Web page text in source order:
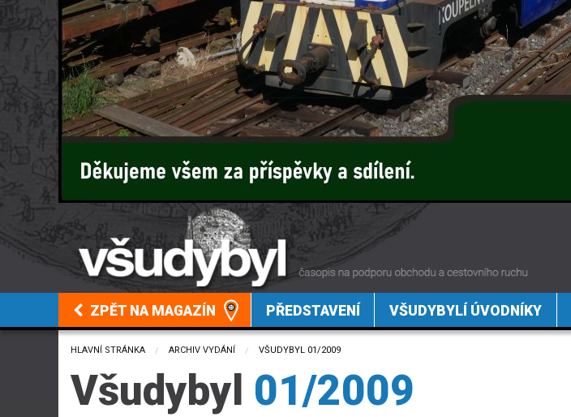
ZPĚT NA MAGAZÍN PŘEDSTAVENÍ VŠUDYBYLÍ ÚVODNÍKY
HLAVNÍ STRÁNKA ARCHIV VYDÁNÍ CURRENT:
VŠUDYBYL 01/2009
Všudybyl 01/2009